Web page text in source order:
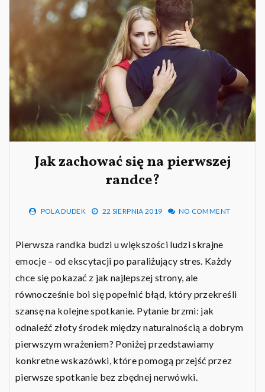
Jak zachować się na pierwszej
randce?
POLA DUDEK 22 SIERPNIA 2019 NO COMMENT
Pierwsza randka budzi u większości ludzi skrajne
emocje – od ekscytacji po paraliżujący stres. Każdy
chce się pokazać z jak najlepszej strony, ale
równocześnie boi się popełnić błąd, który przekreśli
szansę na kolejne spotkanie. Pytanie brzmi: jak
odnaleźć złoty środek między naturalnością a dobrym
pierwszym wrażeniem? Poniżej przedstawiamy
konkretne wskazówki, które pomogą przejść przez
pierwsze spotkanie bez zbędnej nerwówki.